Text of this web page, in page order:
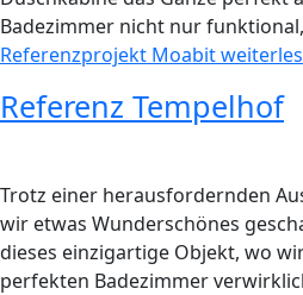
Badezimmer nicht nur
Referenzprojekt Moabit
Referenz Tempelhof
Trotz einer herausfordernden
wir etwas Wunderschönes
dieses einzigartige Objekt, wo
perfekten Badezimmer